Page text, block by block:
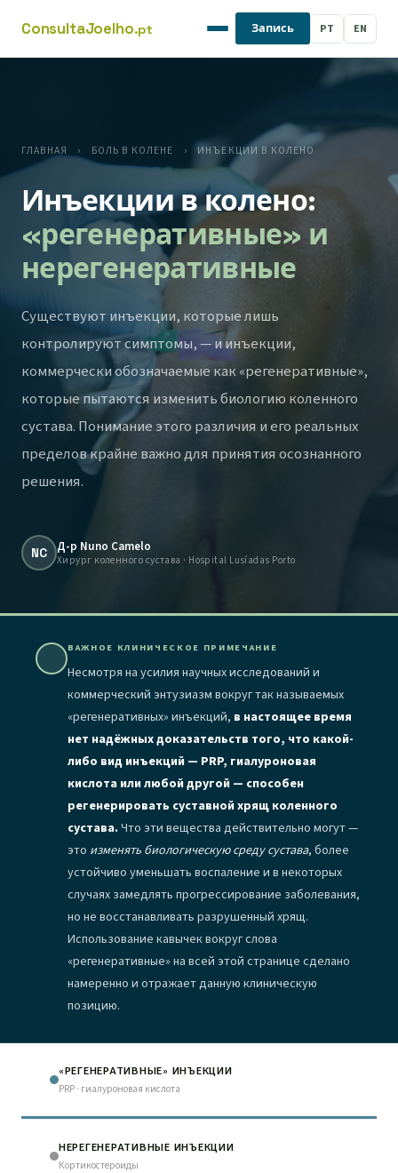
ConsultaJoelho.pt Запись PT EN
ГЛАВНАЯ › БОЛЬ В КОЛЕНЕ › ИНЪЕКЦИИ В КОЛЕНО
Инъекции в колено:
«регенеративные» и
нерегенеративные
Существуют инъекции, которые лишь
контролируют симптомы, — и инъекции,
коммерчески обозначаемые как «регенеративные»,
которые пытаются изменить биологию коленного
сустава. Понимание этого различия и его реальных
пределов крайне важно для принятия осознанного
решения.
NC Д-р Nuno Camelo
Хирург коленного сустава · Hospital Lusíadas Porto
ВАЖНОЕ КЛИНИЧЕСКОЕ ПРИМЕЧАНИЕ
Несмотря на усилия научных исследований и
коммерческий энтузиазм вокруг так называемых
«регенеративных» инъекций, в настоящее время
нет надёжных доказательств того, что какой-
либо вид инъекций — PRP, гиалуроновая
кислота или любой другой — способен
регенерировать суставной хрящ коленного
сустава. Что эти вещества действительно могут —
это изменять биологическую среду сустава, более
устойчиво уменьшать воспаление и в некоторых
случаях замедлять прогрессирование заболевания,
но не восстанавливать разрушенный хрящ.
Использование кавычек вокруг слова
«регенеративные» на всей этой странице сделано
намеренно и отражает данную клиническую
позицию.
«РЕГЕНЕРАТИВНЫЕ» ИНЪЕКЦИИ
PRP · гиалуроновая кислота
НЕРЕГЕНЕРАТИВНЫЕ ИНЪЕКЦИИ
Кортикостероиды